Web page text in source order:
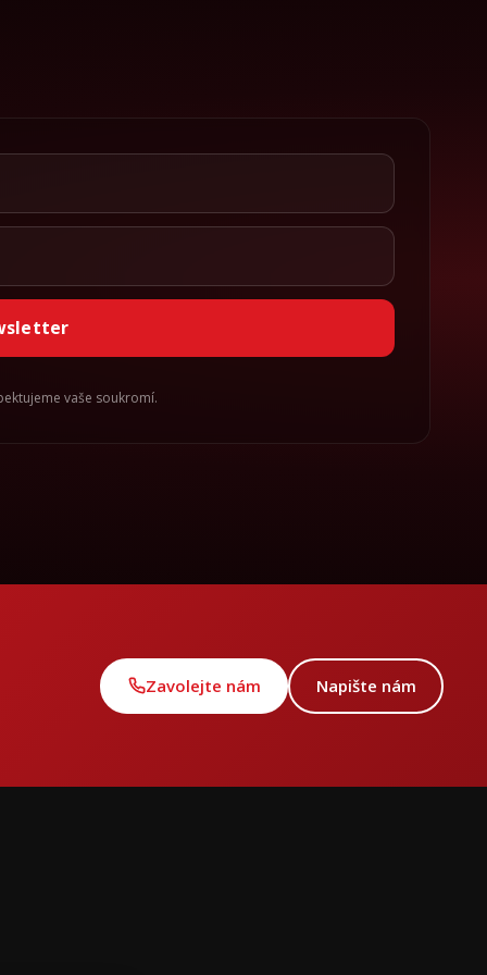
vaše soukromí.
Zavolejte nám Napište nám